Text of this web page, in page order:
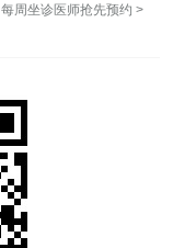
每周坐诊医师抢先预约 >